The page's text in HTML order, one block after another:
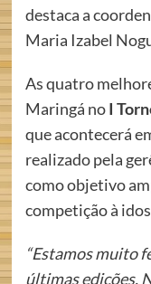
destaca a
Maria Izabel
As quatro
Maringá noI
que acontecerá
realizado pela
como objetivo
competição à
“Estamos muito
últimas edições.